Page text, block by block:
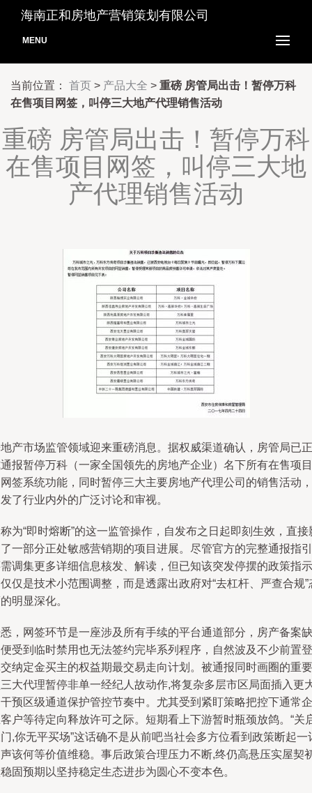
海南正和房地产营销策划有限公司
MENU
当前位置： 首页 > 产品大全 > 重磅 房管局出击！暂停万科
在售项目网签，叫停三大地产代理销售活动
重磅 房管局出击！暂停万科
在售项目网签，叫停三大地
产代理销售活动
产市场监管领域迎来重磅消息。据权威渠道确认，房管局已正
报暂停万科（一家全国领先的房地产企业）名下所有在售项目
签系统功能，同时暂停三大主要房地产代理公司的销售活动，
了行业内外的广泛讨论和审视。
为“即时熔断”的这一监管操作，自发布之日起即刻生效，直接
一部分正处敏感营销期的项目进展。尽管官方的完整通报指引
调集更多详细信息核发、解读，但已知该突发停摆的政策指示
仅是技术小范围调整，而是透露出政府对“去杠杆、严查合规”
明显深化。
，网签环节是一座涉及所有手续的平台通道部分，房产备案缺
受到临时禁用也无法签约完毕系列程序，自然波及不少前置登
纳定金买主的权益期最交易走向计划。被通报同时画圈的重要
大代理暂停非单一经纪人故动作,将复杂多层市区局面插入更
预区级通道保护管控节奏中。尤其受到紧盯策略把控下通常企
户等待定向释放许可之际。短期看上下游暂时瓶颈放鸽。“关
,你无平买场”这话确不是从前吧当社会多方位看到政策断起一
该何等价值维稳。事后政策合理压力不断,终仍高悬压实屋契
固预期以坚持稳定生态进步为圆心不变本色。